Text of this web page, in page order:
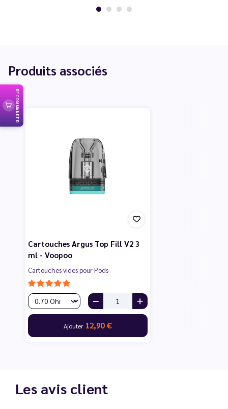
Produits associés
Cartouches Argus Top Fill V2 3
ml - Voopoo
Cartouches vides pour Pods
Ajouter 12,90 €
Les avis client
RECOMMANDER